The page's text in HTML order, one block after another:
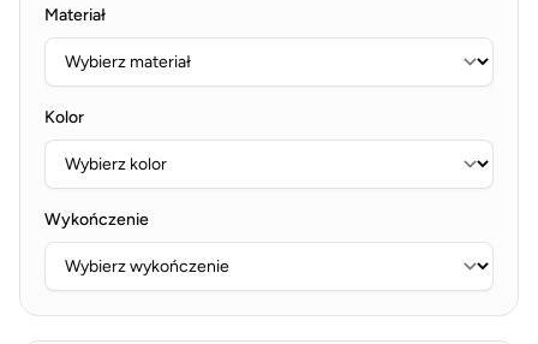
Materiał
Kolor
Wykończenie